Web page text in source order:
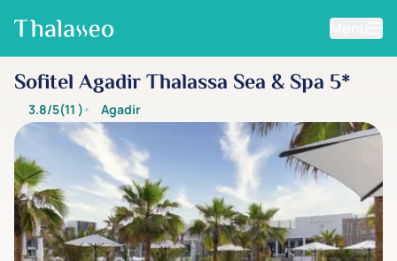
Aller au contenu principal
Sofitel Agadir Thalassa Sea & Spa 5*
3.8/5(11 ) Agadir